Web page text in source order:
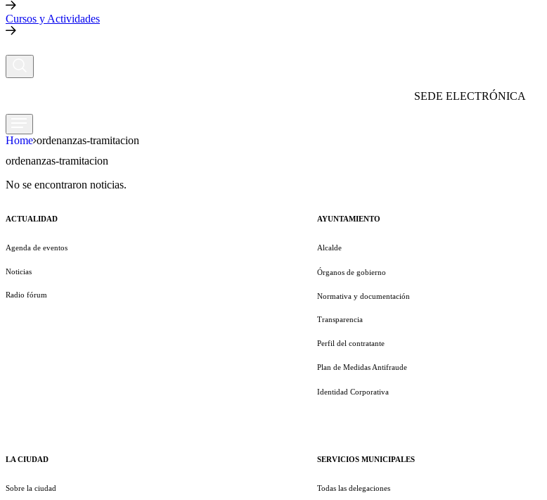
Cursos y Actividades
SEDE ELECTRÓNICA
Home ordenanzas-tramitacion
ordenanzas-tramitacion
No se encontraron noticias.
ACTUALIDAD
Agenda de eventos
Noticias
Radio fórum
LA CIUDAD
Sobre la ciudad
AYUNTAMIENTO
Alcalde
Órganos de gobierno
Normativa y documentación
Transparencia
Perfil del contratante
Plan de Medidas Antifraude
Identidad Corporativa
SERVICIOS MUNICIPALES
Todas las delegaciones